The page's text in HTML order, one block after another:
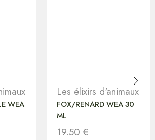
WEA
Les élixirs d'animaux
FOX/RENARD WEA 30
ML
19.50 €